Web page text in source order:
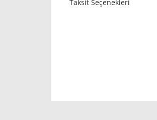
Taksit Seçenekleri